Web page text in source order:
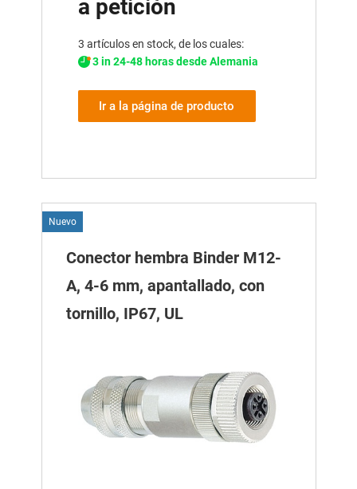
a petición
3 artículos en stock, de los cuales:
3 in 24-48 horas desde Alemania
Ir a la página de producto
Nuevo
Conector hembra Binder M12-
A, 4-6 mm, apantallado, con
tornillo, IP67, UL